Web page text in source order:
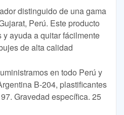
distinguido de una gama
Perú. Este producto
ayuda a quitar fácilmente
de alta calidad
en todo Perú y
B-204, plastificantes
Gravedad específica. 25